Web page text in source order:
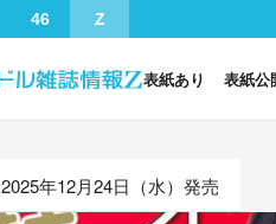
46 Z
表紙あり 表紙公
2025年12月24日（水）発売